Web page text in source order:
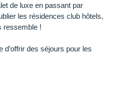
de luxe en passant par
les résidences club hôtels,
ressemble !
d’offrir des séjours pour les